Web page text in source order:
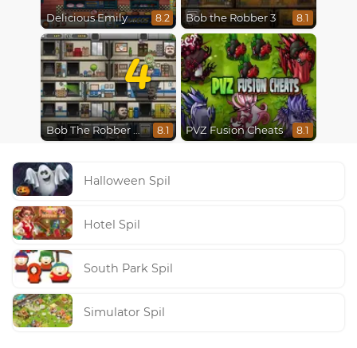
Delicious Emily New Beginning 8.2 Bob the Robber 3 8.1
4
Bob The Robber 4: Season 2 Russia 8.1 PVZ Fusion Cheats 8.1
Halloween Spil
Hotel Spil
South Park Spil
Simulator Spil